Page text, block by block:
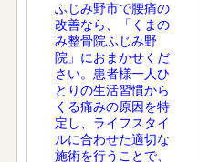
ふじみ野市で腰痛の
改善なら、「くまの
み整骨院ふじみ野
院」におまかせくだ
さい。患者様一人ひ
とりの生活習慣から
くる痛みの原因を特
定し、ライフスタイ
ルに合わせた適切な
施術を行うことで、